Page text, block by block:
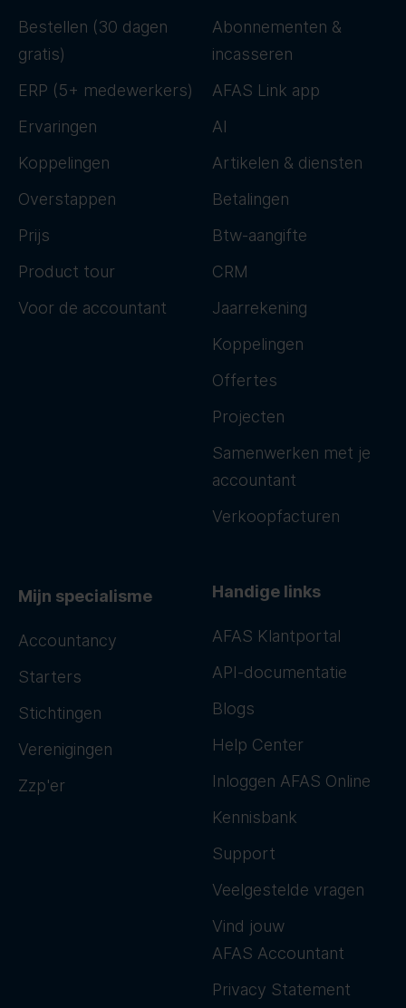
Bestellen (30 dagen
gratis)
ERP (5+ medewerkers)
Ervaringen
Koppelingen
Overstappen
Prijs
Product tour
Voor de accountant
Abonnementen &
incasseren
AFAS Link app
AI
Artikelen & diensten
Betalingen
Btw-aangifte
CRM
Jaarrekening
Koppelingen
Offertes
Projecten
Samenwerken met je
accountant
Verkoopfacturen
Mijn specialisme
Accountancy
Starters
Stichtingen
Verenigingen
Zzp'er
Handige links
AFAS Klantportal
API-documentatie
Blogs
Help Center
Inloggen AFAS Online
Kennisbank
Support
Veelgestelde vragen
Vind jouw
AFAS Accountant
Privacy Statement